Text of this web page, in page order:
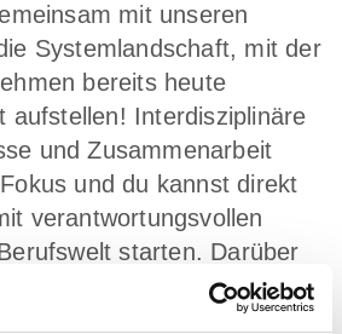
mit unseren
Systemlandschaft, mit der
bereits heute
aufstellen! Interdisziplinäre
und Zusammenarbeit
und du kannst direkt
verantwortungsvollen
starten. Darüber
spannende Projekte in
Infrastruktur, IT-Security